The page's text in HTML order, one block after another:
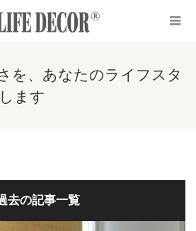
を、あなたのライフスタ
ます
去の記事一覧